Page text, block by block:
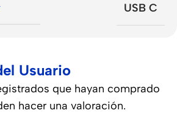
USB C
Usuario
que hayan comprado
hacer una valoración.